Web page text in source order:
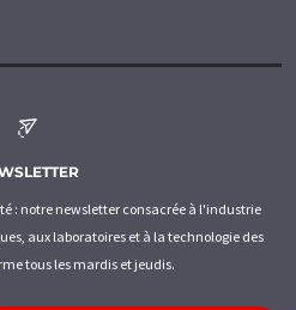
: notre newsletter consacrée à l'industrie
aux laboratoires et à la technologie des
tous les mardis et jeudis.